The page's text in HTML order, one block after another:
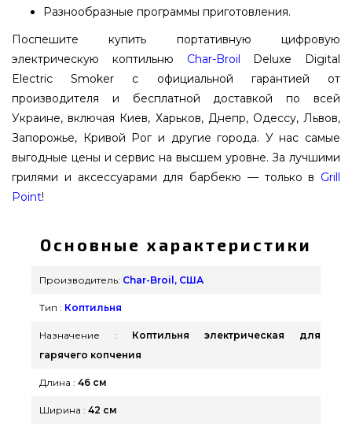
Разнообразные программы приготовления.
Поспешите купить портативную цифровую
электрическую коптильню Char-Broil Deluxe Digital
Electric Smoker с официальной гарантией от
производителя и бесплатной доставкой по всей
Украине, включая Киев, Харьков, Днепр, Одессу, Львов,
Запорожье, Кривой Рог и другие города. У нас самые
выгодные цены и сервис на высшем уровне. За лучшими
грилями и аксессуарами для барбекю — только в Grill
Point!
Основные характеристики
Производитель: Char-Broil, США
Тип : Коптильня
Назначение :
Коптильня электрическая для
гарячего копчения
Длина : 46 см
Ширина : 42 см